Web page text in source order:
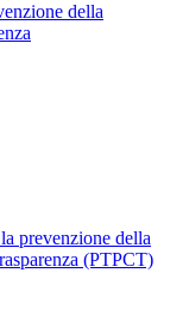
della
prevenzione della
(PTPCT)